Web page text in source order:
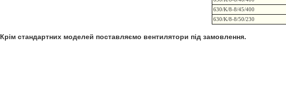
630/K/8-8/45/400
630/K/8-8/50/230
Крім стандартних моделей поставляємо вентилятори під замовлення.